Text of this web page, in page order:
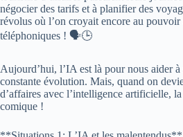
négocier des tarifs et à planifier des
révolus où l’on croyait encore au pouvoir
téléphoniques ! 🗣️🕒
Aujourd’hui, l’IA est là pour nous aider
constante évolution. Mais, quand on
d’affaires avec l’intelligence artificielle,
comique !